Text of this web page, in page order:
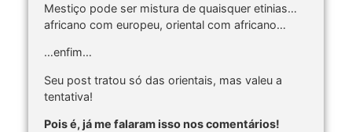
Mestiço pode ser mistura de quaisquer etinias…
africano com europeu, oriental com africano…
…enfim…
Seu post tratou só das orientais, mas valeu a
tentativa!
Pois é, já me falaram isso nos comentários!